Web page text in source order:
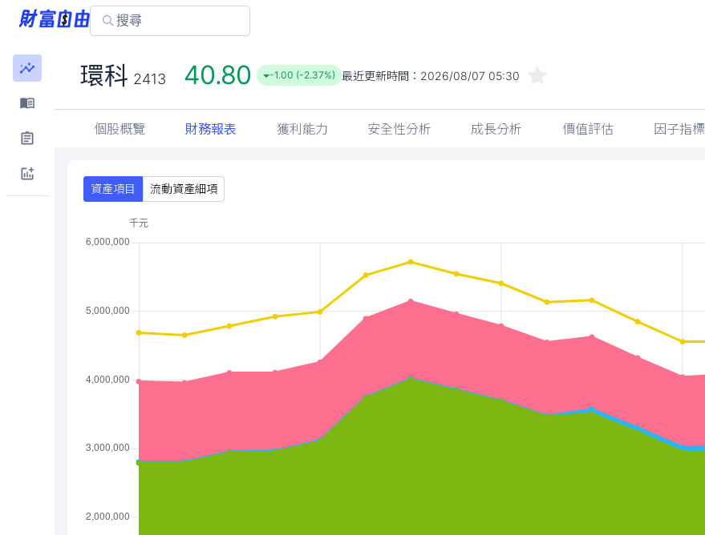
環科 2413 40.80 -1.00 (-2.37%) 最近更新時間： 2026/08/07 05:30
個股概覽 財務報表 獲利能力 安全性分析 成長分析 價值評估 因子指標
資產項目 流動資產細項